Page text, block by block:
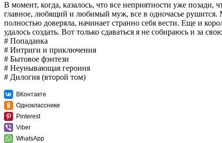
В момент, когда, казалось, что все неприятности уже
главное, любящий и любимый муж, все в одночасье рушится.
полностью доверяла, начинает странно себя вести. Еще и
удалось создать. Вот только сдаваться я не собираюсь и за
# Попаданка
# Интриги и приключения
# Бытовое фэнтези
# Неунывающая героиня
# Дилогия (второй том)
ВКонтакте
Одноклассники
Pinterest
Viber
WhatsApp